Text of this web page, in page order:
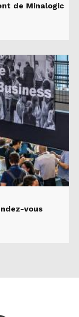
de Minalogic
vous